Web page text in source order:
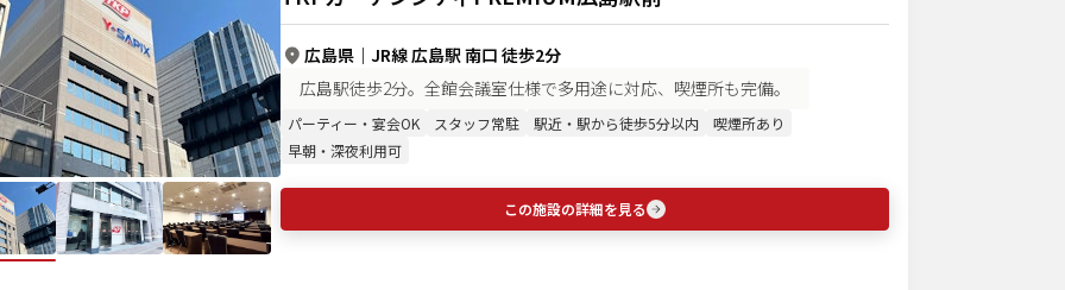
広島県 ｜ JR線 広島駅 南口 徒歩2分
広島駅徒歩2分。全館会議室仕様で多用途に対応、喫煙所も完備。
パーティー・宴会OK スタッフ常駐 駅近・駅から徒歩5分以内
喫煙所あり
早朝・深夜利用可
この施設の詳細を見る